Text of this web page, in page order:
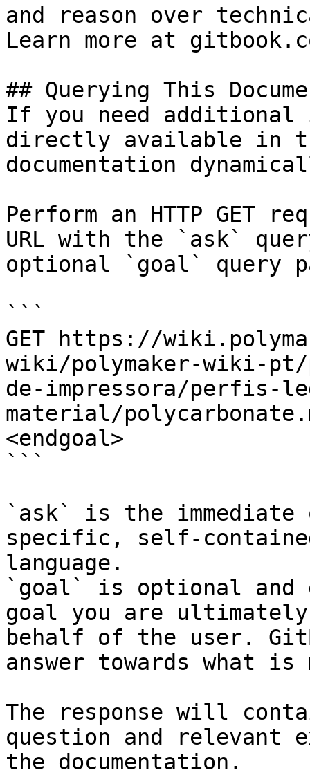
and reason over
Learn more at
## Querying This
If you need
directly available in
documentation
Perform an HTTP GET
URL with the `ask`
optional `goal` query
```
GET https://
wiki/polymaker-wiki-
de-impressora/perfis-
material/
<endgoal>
```
`ask` is the
specific, self-
language.
`goal` is optional and
goal you are
behalf of the user.
answer towards what
The response will
question and relevant
the documentation.